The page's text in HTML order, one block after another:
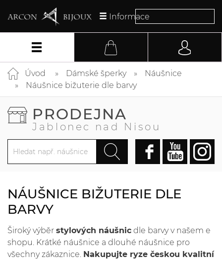
Informace
Úvod Dámské šperky
Náušnice
Náušnice bižuterie dle barvy
PRODEJNA
Jablonec nad Nisou
NÁUŠNICE BIŽUTERIE DLE
BARVY
Široký výběr stylových náušnic dle barvy v našem e
shopu. Krátké náušnice a dlouhé náušnice pro
všechny zákaznice. Nakupujte ryze českou kvalitní